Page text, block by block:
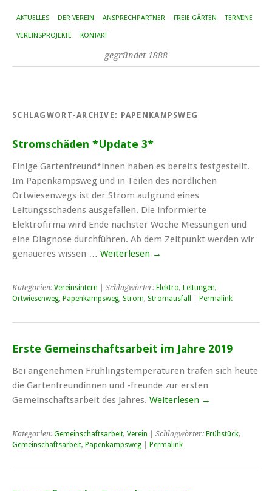
AKTUELLES DER VEREIN ANSPRECHPARTNER FREIE GÄRTEN TERMINE
VEREINSPROJEKTE KONTAKT
gegründet 1888
SCHLAGWORT-ARCHIVE: PAPENKAMPSWEG
Stromschäden *Update 3*
Einige Gartenfreund*innen haben es bereits festgestellt.
Im Papenkampsweg und in Teilen des nördlichen
Ortwiesenwegs ist der Strom aufgrund eines
Leitungsschadens ausgefallen. Die informierte
Elektrofirma wird Ende nächster Woche Messungen und
eine Diagnose durchführen. Ab dem Zeitpunkt werden wir
genaueres wissen … Weiterlesen →
Kategorien: Vereinsintern | Schlagwörter: Elektro, Leitungen,
Ortwiesenweg, Papenkampsweg, Strom, Stromausfall Permalink
Erste Gemeinschaftsarbeit im Jahre 2019
Bei angenehmen Frühlingstemperaturen trafen sich heute
die Gartenfreundinnen und -freunde zur ersten
Gemeinschaftsarbeit des Jahres. Weiterlesen →
Kategorien: Gemeinschaftsarbeit, Verein | Schlagwörter: Frühstück,
Gemeinschaftsarbeit, Papenkampsweg Permalink